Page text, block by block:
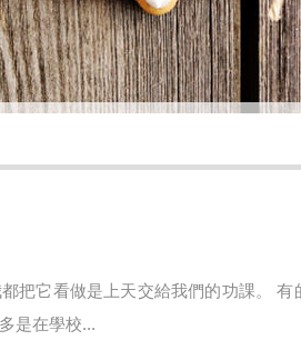
把它看做是上天交給我們的功課。 有
是在學校...